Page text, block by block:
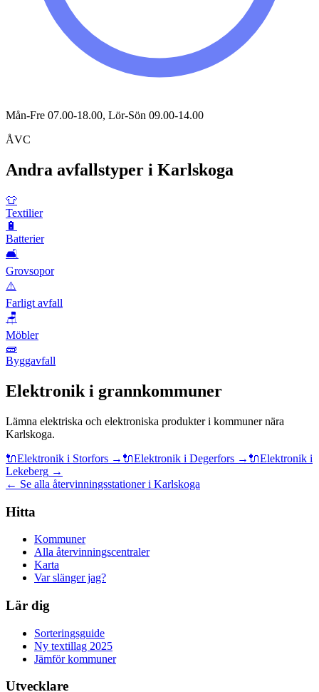
Mån-Fre 07.00-18.00, Lör-Sön 09.00-14.00
ÅVC
Andra avfallstyper i Karlskoga
👕
Textilier
🔋
Batterier
🛋️
Grovsopor
⚠️
Farligt avfall
🪑
Möbler
🧱
Byggavfall
Elektronik i grannkommuner
Lämna elektriska och elektroniska produkteri kommuner nära
Karlskoga.
🔌Elektronik i Storfors → 🔌Elektronik i Degerfors → 🔌Elektronik i
Lekeberg →
← Se alla återvinningsstationer i Karlskoga
Hitta
Kommuner
Alla återvinningscentraler
Karta
Var slänger jag?
Lär dig
Sorteringsguide
Ny textillag 2025
Jämför kommuner
Utvecklare